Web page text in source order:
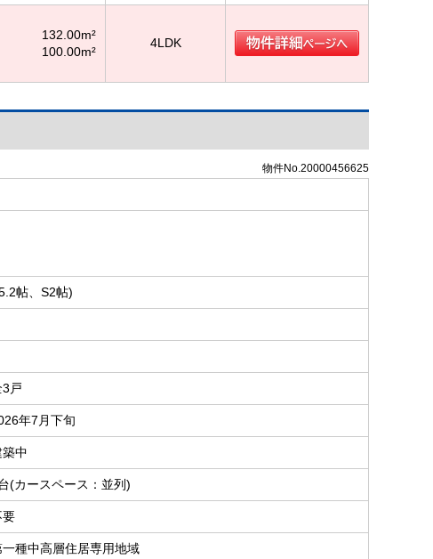
132.00m²
100.00m²
4LDK
物件No.20000456625
帖、S2帖)
3戸
年7月下旬
築中
(カースペース：並列)
要
一種中高層住居専用地域